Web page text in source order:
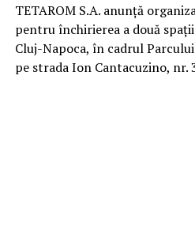
TETAROM S.A. anunță
pentru închirierea a două
Cluj-Napoca, în cadrul
pe strada Ion Cantacuzino, nr.